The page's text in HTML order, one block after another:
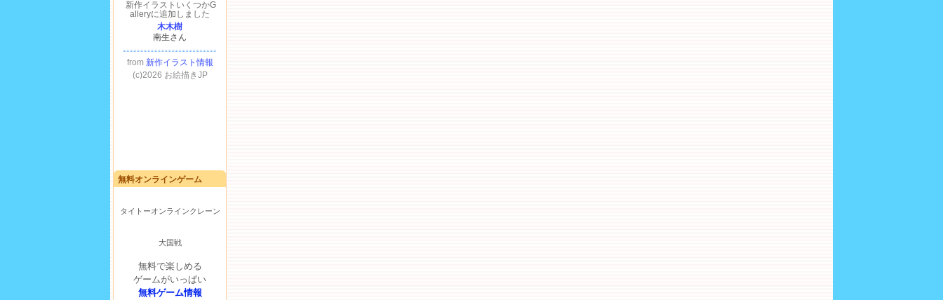
無料オンラインゲーム
タイトーオンラインクレーン
大国戦
無料で楽しめる
ゲームがいっぱい
無料ゲーム情報